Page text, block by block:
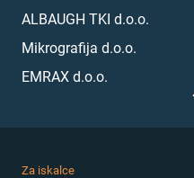
ALBAUGH TKI d.o.o.
Mikrografija d.o.o.
EMRAX d.o.o.
Za iskalce